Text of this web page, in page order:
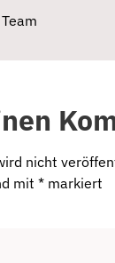
nicht
mit * markiert